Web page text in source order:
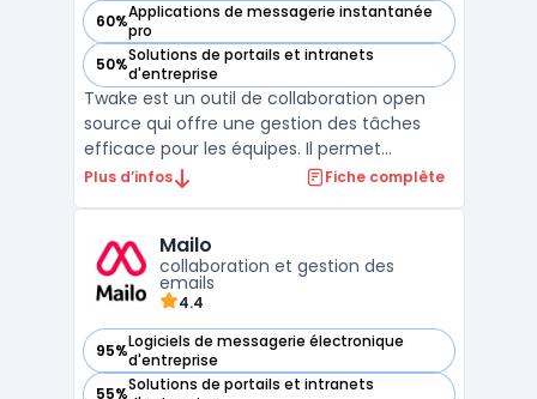
60%Applications de messagerie instantanée
pro
— voir Twake dans cette catégorie
50%Solutions de portails et intranets
d'entreprise
— voir Twake dans cette catégorie
Twake est un outil de collaboration open
source qui offre une gestion des tâches
efficace pour les équipes. Il permet
d'organiser les tâches, les projets, le
travail en équipe plus productif et plus
facile, grâce à u ...
Plus d’infos Fiche complète
Mailo
collaboration et gestion des
emails
4.4
95%Logiciels de messagerie électronique
d'entreprise
— voir Mailo dans cette catégorie
55%Solutions de portails et intranets